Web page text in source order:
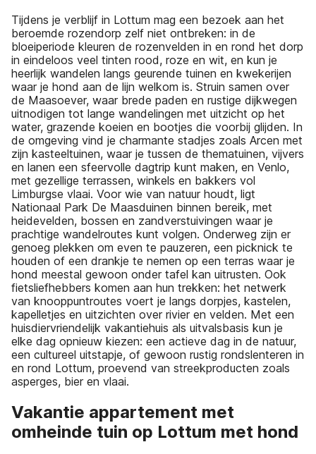
Tijdens je verblijf in Lottum mag een bezoek aan het
beroemde rozendorp zelf niet ontbreken: in de
bloeiperiode kleuren de rozenvelden in en rond het dorp
in eindeloos veel tinten rood, roze en wit, en kun je
heerlijk wandelen langs geurende tuinen en kwekerijen
waar je hond aan de lijn welkom is. Struin samen over
de Maasoever, waar brede paden en rustige dijkwegen
uitnodigen tot lange wandelingen met uitzicht op het
water, grazende koeien en bootjes die voorbij glijden. In
de omgeving vind je charmante stadjes zoals Arcen met
zijn kasteeltuinen, waar je tussen de thematuinen, vijvers
en lanen een sfeervolle dagtrip kunt maken, en Venlo,
met gezellige terrassen, winkels en bakkers vol
Limburgse vlaai. Voor wie van natuur houdt, ligt
Nationaal Park De Maasduinen binnen bereik, met
heidevelden, bossen en zandverstuivingen waar je
prachtige wandelroutes kunt volgen. Onderweg zijn er
genoeg plekken om even te pauzeren, een picknick te
houden of een drankje te nemen op een terras waar je
hond meestal gewoon onder tafel kan uitrusten. Ook
fietsliefhebbers komen aan hun trekken: het netwerk
van knooppuntroutes voert je langs dorpjes, kastelen,
kapelletjes en uitzichten over rivier en velden. Met een
huisdiervriendelijk vakantiehuis als uitvalsbasis kun je
elke dag opnieuw kiezen: een actieve dag in de natuur,
een cultureel uitstapje, of gewoon rustig rondslenteren in
en rond Lottum, proevend van streekproducten zoals
asperges, bier en vlaai.
Vakantie appartement met
omheinde tuin op Lottum met hond